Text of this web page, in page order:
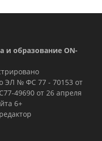
и образование ON-
ЭЛ № ФС 77 - 70153 от
49690 от 26 апреля
6+